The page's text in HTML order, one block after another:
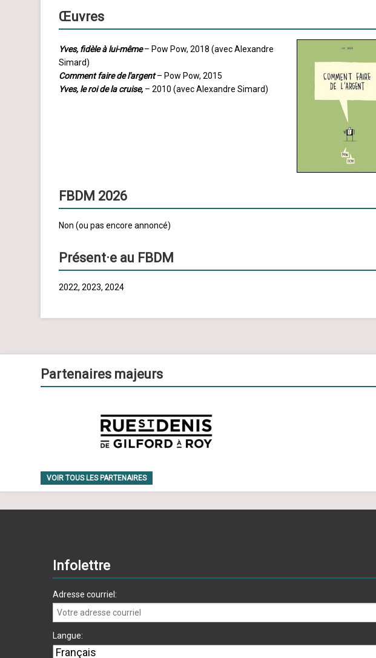
Œuvres
Yves, fidèle à lui-même– Pow Pow, 2018 (avec Alexandre
Simard)
Comment faire de l'argent– Pow Pow, 2015
Yves, le roi de la cruise, – 2010 (avec Alexandre Simard)
FBDM 2026
Non (ou pas encore annoncé)
Présent·e au FBDM
2022, 2023, 2024
Partenaires majeurs
VOIR TOUS LES PARTENAIRES
Infolettre
Adresse courriel:
Langue: